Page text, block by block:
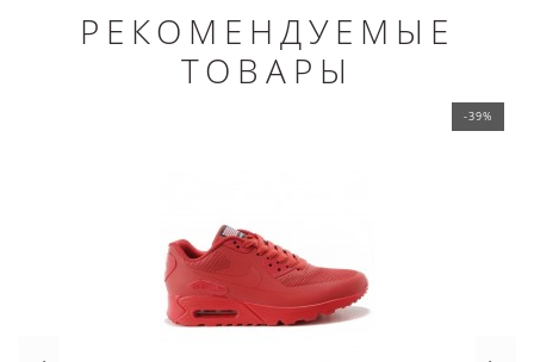
РЕКОМЕНДУЕМЫЕ
ТОВАРЫ
-39%